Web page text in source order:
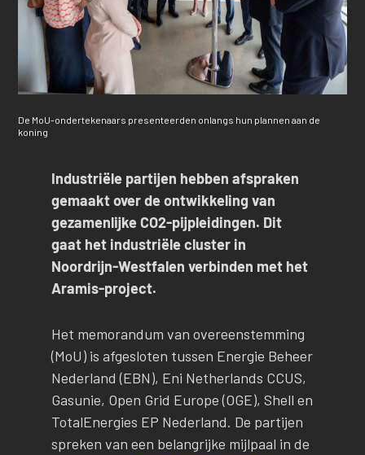
De MoU-ondertekenaars presenteerden onlangs hun plannen aan de
koning
Industriële partijen hebben afspraken
gemaakt over de ontwikkeling van
gezamenlijke CO2-pijpleidingen. Dit
gaat het industriële cluster in
Noordrijn-Westfalen verbinden met het
Aramis-project.
Het memorandum van overeenstemming
(MoU) is afgesloten tussen Energie Beheer
Nederland (EBN), Eni Netherlands CCUS,
Gasunie, Open Grid Europe (OGE), Shell en
TotalEnergies EP Nederland. De partijen
spreken van een belangrijke mijlpaal in de